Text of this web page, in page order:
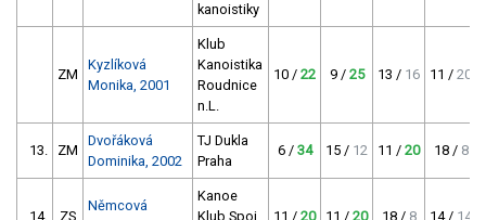
kanoistiky
ZM
Kyzlíková
Monika, 2001
Klub
Kanoistika
Roudnice
n.L.
10 / 22 9 / 25 13 / 16 11 / 20
13. ZM
Dvořáková
Dominika, 2002
TJ Dukla
Praha
6 / 34 15 / 12 11 / 20 18 / 8
14. ZS
Němcová
Kanoe
Klub Spoj
11 / 20 11 / 20 18 / 8 14 / 14